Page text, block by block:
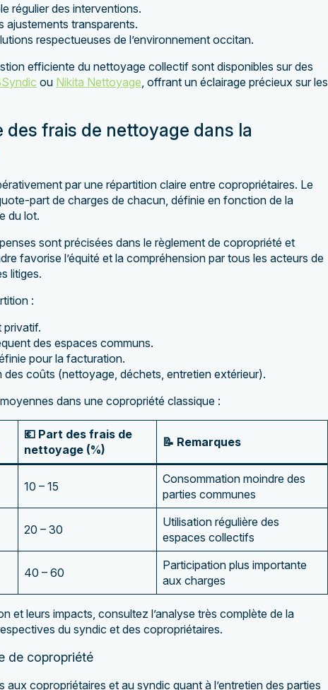
régulier des interventions.
ajustements transparents.
respectueuses de l’environnement occitan.
efficiente du nettoyage collectif sont disponibles sur des
ou Nikita Nettoyage , offrant un éclairage précieux sur les
frais de nettoyage dans la
par une répartition claire entre copropriétaires. Le
part de charges de chacun, définie en fonction de la
du lot.
sont précisées dans le règlement de copropriété et
favorise l’équité et la compréhension par tous les acteurs de
litiges.
:
privatif.
des espaces communs.
pour la facturation.
des coûts (nettoyage, déchets, entretien extérieur).
dans une copropriété classique :
💶 Part des frais de
nettoyage (%)
📝 Remarques
10 – 15
Consommation moindre des
parties communes
20 – 30
Utilisation régulière des
espaces collectifs
40 – 60
Participation plus importante
aux charges
et leurs impacts, consultez l’analyse très complète de la
du syndic et des copropriétaires.
de copropriété
aux copropriétaires et au syndic quant à l’entretien des parties